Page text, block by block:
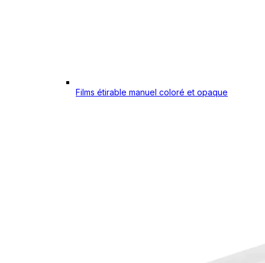
Films étirable manuel coloré et opaque